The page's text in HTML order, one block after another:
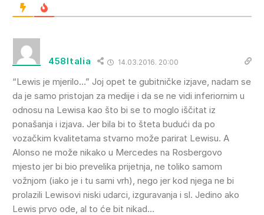
458Italia 14.03.2016. 20:00
“Lewis je mjerilo…” Joj opet te gubitničke izjave, nadam se
da je samo pristojan za medije i da se ne vidi inferiornim u
odnosu na Lewisa kao što bi se to moglo iščitat iz
ponašanja i izjava. Jer bila bi to šteta budući da po
vozačkim kvalitetama stvarno može parirat Lewisu. A
Alonso ne može nikako u Mercedes na Rosbergovo
mjesto jer bi bio prevelika prijetnja, ne toliko samom
vožnjom (iako je i tu sami vrh), nego jer kod njega ne bi
prolazili Lewisovi niski udarci, izguravanja i sl. Jedino ako
Lewis prvo ode, al to će bit nikad…